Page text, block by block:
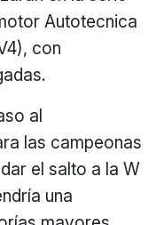
Autotecnica
con
al
las campeonas
el salto a la W
una